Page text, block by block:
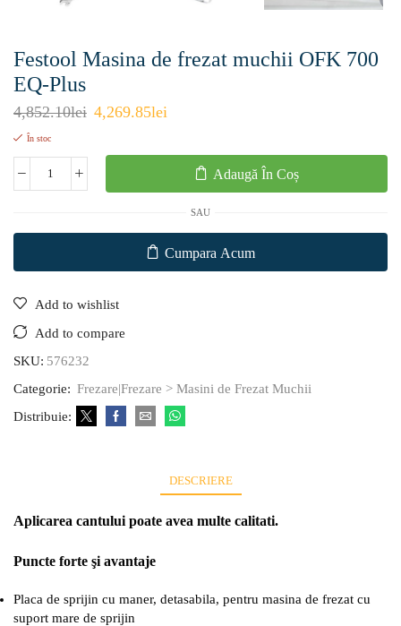
Festool Masina de frezat muchii OFK 700
EQ-Plus
4,852.10lei 4,269.85lei
În stoc
Adaugă În Coș
SAU
Cumpara Acum
Add to wishlist
Add to compare
SKU: 576232
Categorie: Frezare|Frezare > Masini de Frezat Muchii
Distribuie:
DESCRIERE
Aplicarea cantului poate avea multe calitati.
Puncte forte şi avantaje
Placa de sprijin cu maner, detasabila, pentru masina de frezat cu
suport mare de sprijin